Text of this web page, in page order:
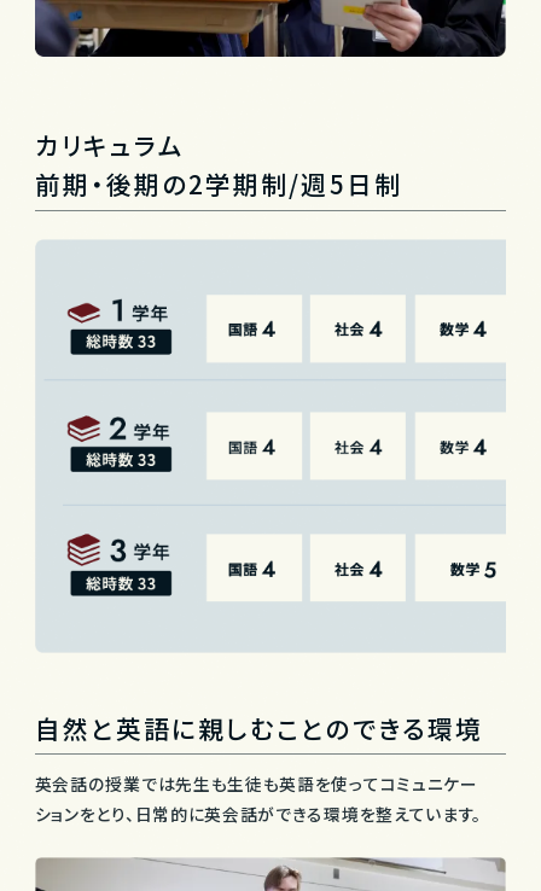
カリキュラム
前期・後期の2学期制/週5日制
自然と英語に親しむことのできる環境
英会話の授業では先生も生徒も英語を使ってコミュニケー
ションをとり、 日常的に英会話ができる環境を整えています。